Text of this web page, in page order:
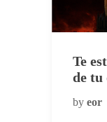
Te
de tu
by eor